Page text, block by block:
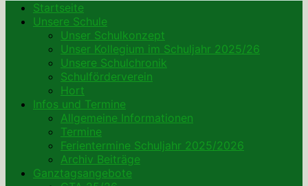
Startseite
Unsere Schule
Unser Schulkonzept
Unser Kollegium im Schuljahr 2025/26
Unsere Schulchronik
Schulförderverein
Hort
Infos und Termine
Allgemeine Informationen
Termine
Ferientermine Schuljahr 2025/2026
Archiv Beiträge
Ganztagsangebote